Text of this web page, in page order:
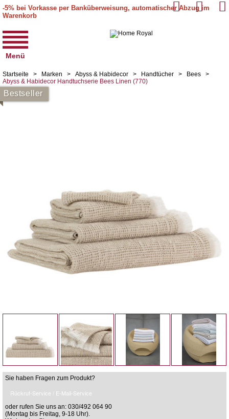
-5% bei Vorkasse per Banküberweisung, automatischer Abzug im
Warenkorb
Menü
Startseite > Marken > Abyss & Habidecor > Handtücher > Bees
>
Abyss & Habidecor Handtuchserie Bees Linen (770)
Bestseller
Sie haben Fragen zum Produkt?
Rückruf-Service / E-Mail-Service
oder rufen Sie uns an: 030/492 064 90
(Montag bis Freitag, 9-18 Uhr).